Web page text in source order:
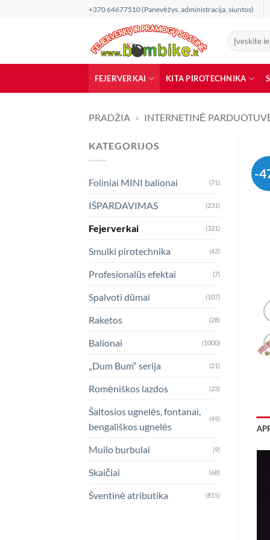
+370 64677510 (Panevėžys, administracija, siuntos)
Ieškoti:
FEJERVERKAI KITA PIROTECHNIKA
PRADŽIA » INTERNETINĖ
KATEGORIJOS
Foliniai MINI balionai (71)
IŠPARDAVIMAS (231)
Fejerverkai (321)
Smulki pirotechnika (42)
Profesionalūs efektai (7)
Spalvoti dūmai (107)
Raketos (28)
Balionai (1000)
„Dum Bum“ serija (21)
Romėniškos lazdos (23)
Šaltosios ugnelės, fontanai,
bengališkos ugnelės
(49)
Muilo burbulai (9)
Skaičiai (68)
Šventinė atributika (815)
-